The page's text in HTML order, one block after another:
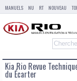
MANUELS NU RT NOUVEAU
Kia Rio Revue
du Écarter